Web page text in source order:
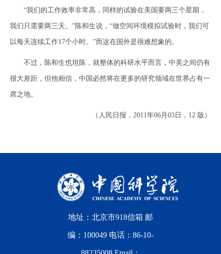
“我们的工作效率非常高，同样的试验在美国要两三个星期，
我们只需要两三天。”陈和生说，“做空间环境模拟试验时，我们可
以每天连续工作17个小时。”而这在国外是很难想象的。
不过，陈和生也坦陈，就整体的科研水平而言，中美之间仍有
很大差距，但他相信，中国必然将在更多的研究领域在世界占有一
席之地。
（人民日报，2011年06月03日，12 版）
地址：北京市918信箱 邮
编：100049 电话：86-10-